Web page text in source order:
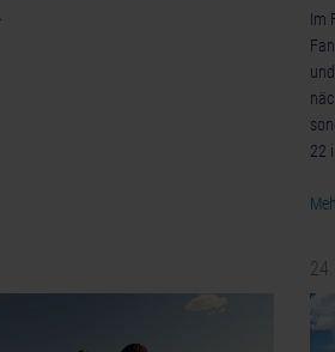
Im
22